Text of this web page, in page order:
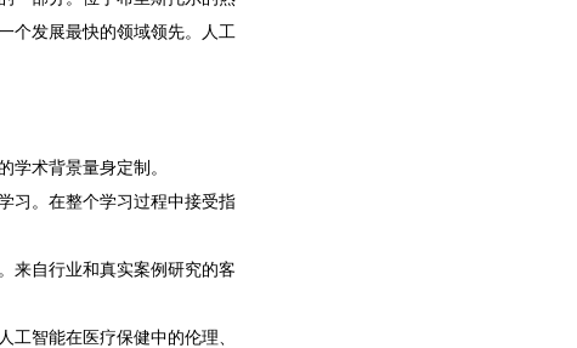
个发展最快的领域领先。人工
学术背景量身定制。
习。在整个学习过程中接受指
来自行业和真实案例研究的客
智能在医疗保健中的伦理、